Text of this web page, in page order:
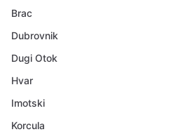
Brac
Dubrovnik
Dugi Otok
Hvar
Imotski
Korcula